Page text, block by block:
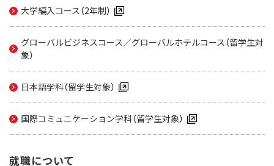
大学編入コース（2年制）
グローバルビジネスコース／グローバルホテルコース（留学生対
象）
日本語学科（留学生対象）
国際コミュニケーション学科（留学生対象）
就職について